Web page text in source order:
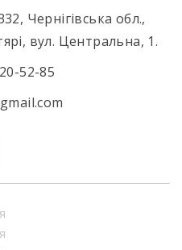
Чернігівська обл.,
вул. Центральна, 1.
52-85